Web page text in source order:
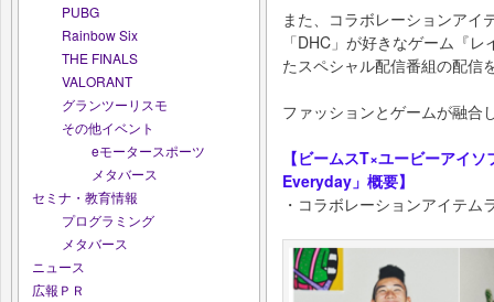
PUBG
Rainbow Six
THE FINALS
VALORANT
グランツーリスモ
その他イベント
eモータースポーツ
メタバース
セミナ・教育情報
プログラミング
メタバース
ニュース
広報ＰＲ
また、コラボレーションアイ
「DHC」が好きなゲーム『
たスペシャル配信番組の配信
ファッションとゲームが融合
【ビームスT×ユービーアイ
Everyday」概要】
・コラボレーションアイテム